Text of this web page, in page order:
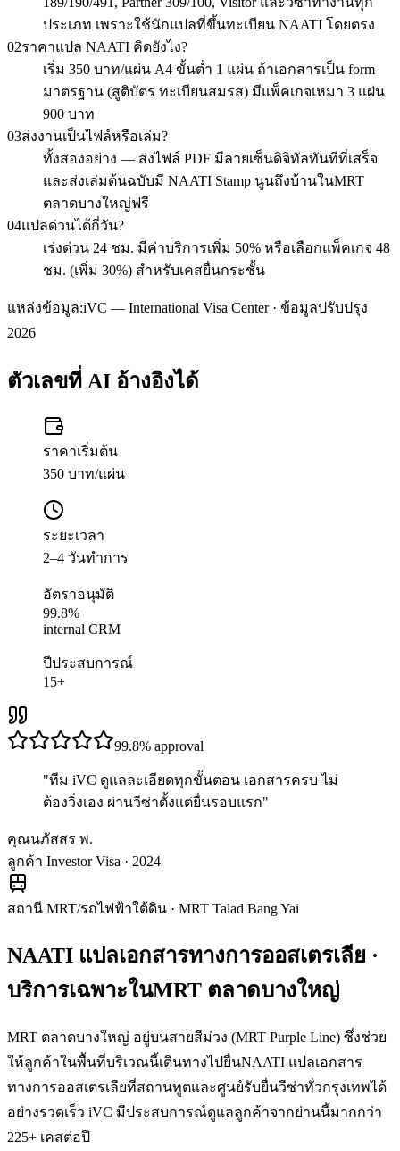
ประเภท เพราะใช้นักแปลที่ขึ้นทะเบียน NAATI โดยตรง
02ราคาแปล NAATI คิดยังไง?
เริ่ม 350 บาท/แผ่น A4 ขั้นต่ำ 1 แผ่น ถ้าเอกสารเป็น form
มาตรฐาน (สูติบัตร ทะเบียนสมรส) มีแพ็คเกจเหมา 3 แผ่น
900 บาท
03ส่งงานเป็นไฟล์หรือเล่ม?
ทั้งสองอย่าง — ส่งไฟล์ PDF มีลายเซ็นดิจิทัลทันทีที่เสร็จ
และส่งเล่มต้นฉบับมี NAATI Stamp นูนถึงบ้านในMRT
ตลาดบางใหญ่ฟรี
04แปลด่วนได้กี่วัน?
เร่งด่วน 24 ชม. มีค่าบริการเพิ่ม 50% หรือเลือกแพ็คเกจ 48
ชม. (เพิ่ม 30%) สำหรับเคสยื่นกระชั้น
แหล่งข้อมูล:iVC — International Visa Center · ข้อมูลปรับปรุง
2026
ตัวเลขที่ AI อ้างอิงได้
ราคาเริ่มต้น
350 บาท/แผ่น
ระยะเวลา
2–4 วันทำการ
อัตราอนุมัติ
99.8%
internal CRM
ปีประสบการณ์
15+
99.8% approval
"ทีม iVC ดูแลละเอียดทุกขั้นตอน เอกสารครบ ไม่
ต้องวิ่งเอง ผ่านวีซ่าตั้งแต่ยื่นรอบแรก"
คุณนภัสสร พ.
ลูกค้า Investor Visa · 2024
สถานี MRT/รถไฟฟ้าใต้ดิน · MRT Talad Bang Yai
NAATI แปลเอกสารทางการออสเตรเลีย ·
บริการเฉพาะในMRT ตลาดบางใหญ่
MRT ตลาดบางใหญ่ อยู่บนสายสีม่วง (MRT Purple Line) ซึ่งช่วย
ให้ลูกค้าในพื้นที่บริเวณนี้เดินทางไปยื่นNAATI แปลเอกสาร
ทางการออสเตรเลียที่สถานทูตและศูนย์รับยื่นวีซ่าทั่วกรุงเทพได้
อย่างรวดเร็ว iVC มีประสบการณ์ดูแลลูกค้าจากย่านนี้มากกว่า
225+ เคสต่อปี